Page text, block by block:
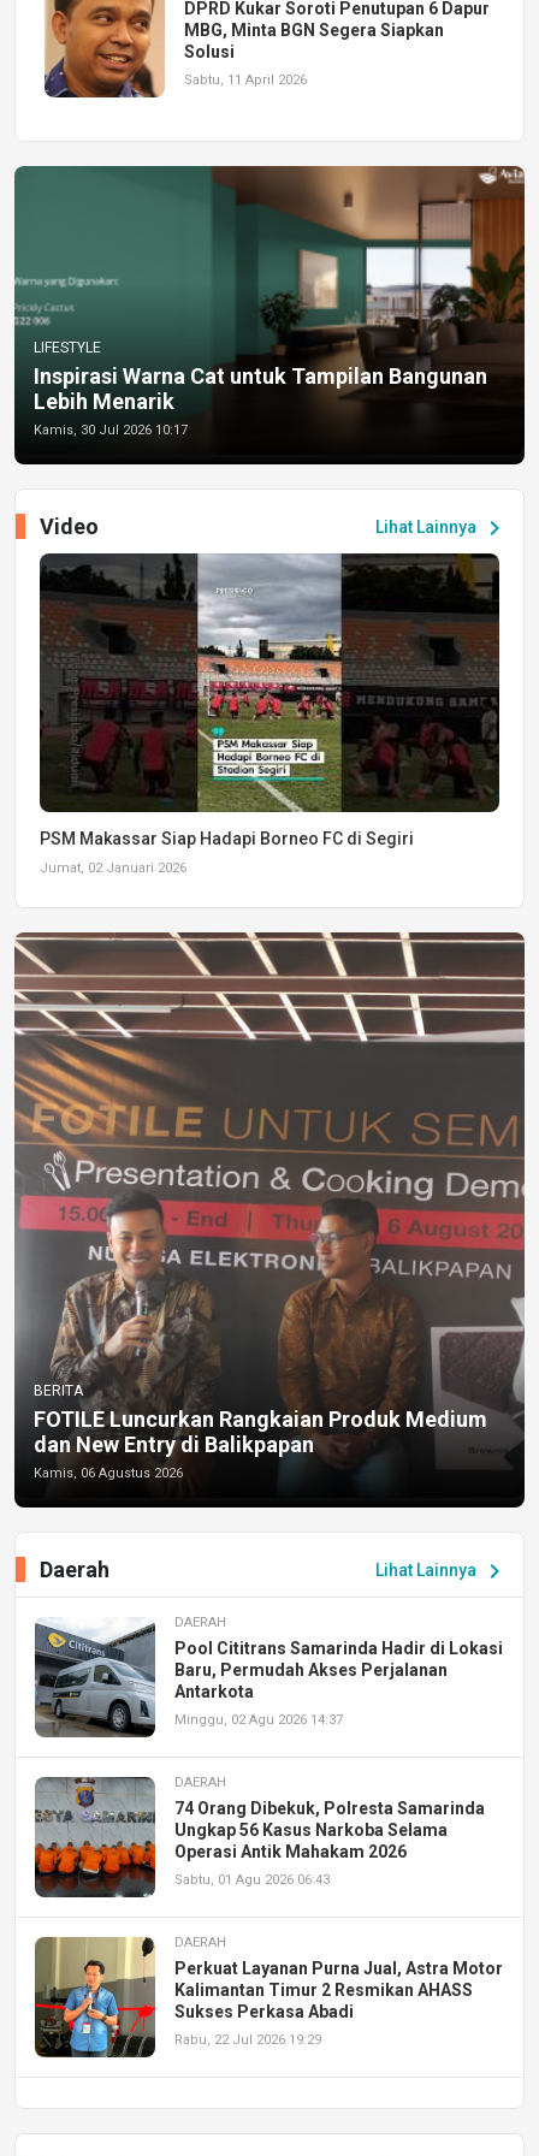
DPRD Kukar Soroti Penutupan 6 Dapur
MBG, Minta BGN Segera Siapkan
Solusi
Sabtu, 11 April 2026
LIFESTYLE
Inspirasi Warna Cat untuk Tampilan Bangunan
Lebih Menarik
Kamis, 30 Jul 2026 10:17
Lihat Lainnya chevron_right
Video
PSM Makassar Siap Hadapi Borneo FC di Segiri
Jumat, 02 Januari 2026
BERITA
FOTILE Luncurkan Rangkaian Produk Medium
dan New Entry di Balikpapan
Kamis, 06 Agustus 2026
Lihat Lainnya chevron_right
Daerah
DAERAH
Pool Cititrans Samarinda Hadir di Lokasi
Baru, Permudah Akses Perjalanan
Antarkota
Minggu, 02 Agu 2026 14:37
DAERAH
74 Orang Dibekuk, Polresta Samarinda
Ungkap 56 Kasus Narkoba Selama
Operasi Antik Mahakam 2026
Sabtu, 01 Agu 2026 06:43
DAERAH
Perkuat Layanan Purna Jual, Astra Motor
Kalimantan Timur 2 Resmikan AHASS
Sukses Perkasa Abadi
Rabu, 22 Jul 2026 19:29